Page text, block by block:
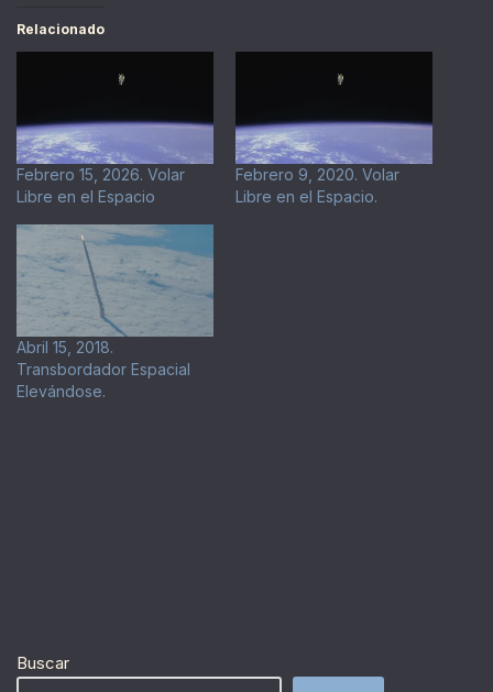
Relacionado
Febrero 15, 2026. Volar
Libre en el Espacio
Febrero 9, 2020. Volar
Libre en el Espacio.
Abril 15, 2018.
Transbordador Espacial
Elevándose.
Buscar